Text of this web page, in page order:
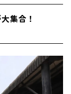
集合！